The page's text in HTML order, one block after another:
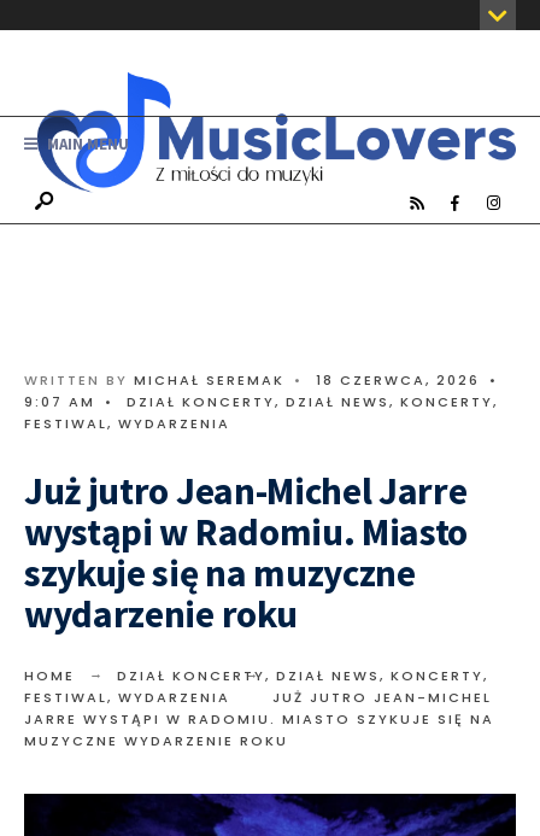
MAIN MENU
WRITTEN BY MICHAŁ SEREMAK • 18 CZERWCA, 2026
•
9:07 AM
• DZIAŁ KONCERTY, DZIAŁ NEWS, KONCERTY,
FESTIWAL, WYDARZENIA
Już jutro Jean-Michel Jarre
wystąpi w Radomiu. Miasto
szykuje się na muzyczne
wydarzenie roku
HOME DZIAŁ KONCERTY, DZIAŁ NEWS, KONCERTY,
FESTIWAL, WYDARZENIA
JUŻ JUTRO JEAN-MICHEL
JARRE WYSTĄPI W RADOMIU. MIASTO SZYKUJE SIĘ NA
MUZYCZNE WYDARZENIE ROKU